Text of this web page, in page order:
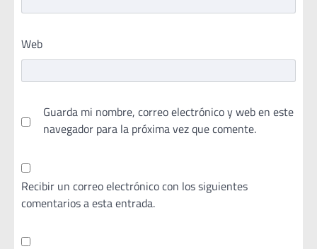
Web
Guarda mi nombre, correo electrónico y web en este
navegador para la próxima vez que comente.
Recibir un correo electrónico con los siguientes
comentarios a esta entrada.